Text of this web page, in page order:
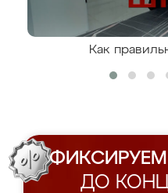
Как
ФИКСИРУЕМ
ДО